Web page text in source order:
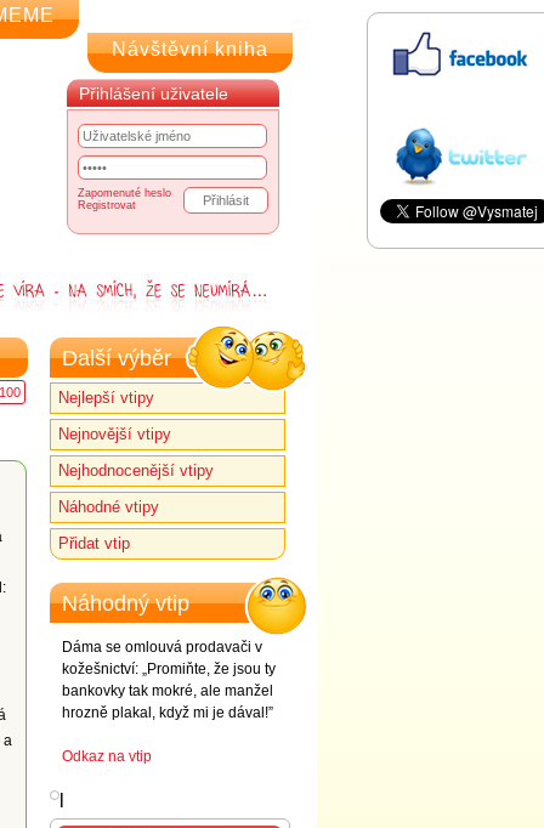
Návštěvní kniha
Přihlášení uživatele
Zapomenuté heslo
Registrovat
100
a
Další výběr
Nejlepší vtipy
Nejnovější vtipy
Nejhodnocenější vtipy
Náhodné vtipy
Přidat vtip
Náhodný vtip
Dáma se omlouvá prodavači v
kožešnictví: „Promiňte, že jsou ty
bankovky tak mokré, ale manžel
hrozně plakal, když mi je dával!”
Odkaz na vtip